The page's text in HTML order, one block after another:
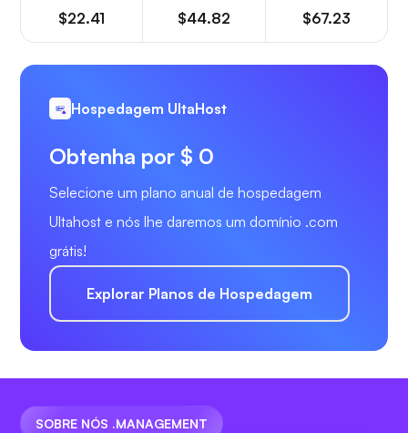
$22.41 $44.82 $67.23
Hospedagem UltaHost
Obtenha por $ 0
Selecione um plano anual de hospedagem
Ultahost e nós lhe daremos um domínio .com
grátis!
Explorar Planos de Hospedagem
SOBRE NÓS .MANAGEMENT